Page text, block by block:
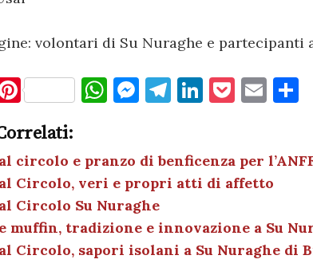
volontari di Su Nuraghe e partecipanti
Pi
er
es
t
W
s
A
p
p
M
n
g
er
T
gr
a
m
Li
e
dI
n
P
k
et
E
l
circolo e pranzo di benficenza per
Circolo, veri e propri atti di affetto
Circolo Su Nuraghe
muffin, tradizione e innovazione a Su
Circolo, sapori isolani a Su Nuraghe di